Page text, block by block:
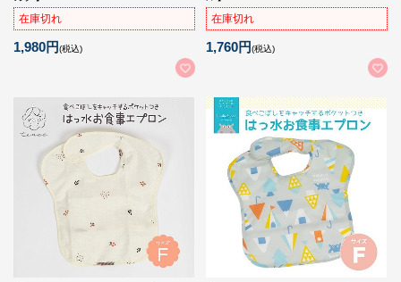
在庫切れ
1,980円(税込)
在庫切れ
1,760円(税込)